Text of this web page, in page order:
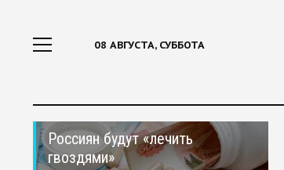
08 АВГУСТА, СУББОТА
Россиян будут «лечить
гвоздями»